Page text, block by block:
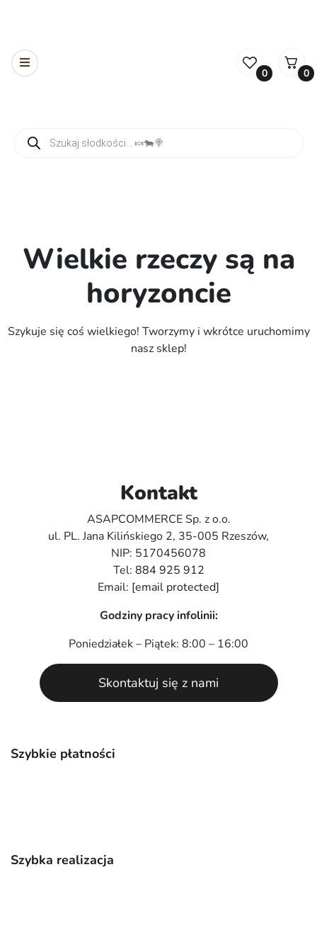
0 0
Wielkie rzeczy są na
horyzoncie
Szykuje się coś wielkiego! Tworzymy i wkrótce uruchomimy
nasz sklep!
Szybkie płatności
Szybka realizacja
Kontakt
ASAPCOMMERCE Sp. z o.o.
ul. PL. Jana Kilińskiego 2, 35-005 Rzeszów,
NIP: 5170456078
Tel: 884 925 912
Email: [email protected]
Godziny pracy infolinii:
Poniedziałek – Piątek: 8:00 – 16:00
Skontaktuj się z nami